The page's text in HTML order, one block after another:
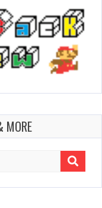
MORE